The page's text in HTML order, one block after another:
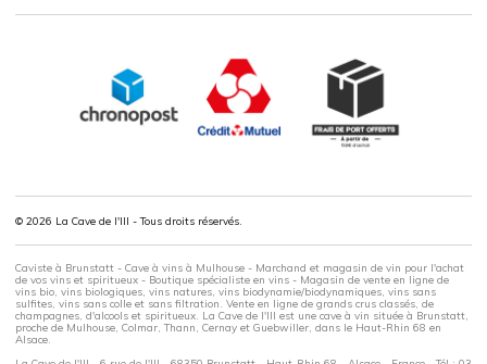
© 2026 La Cave de l'Ill - Tous droits réservés.
Caviste à Brunstatt - Cave à vins à Mulhouse - Marchand et magasin de vin pour l'achat
de vos vins et spiritueux - Boutique spécialiste en vins - Magasin de vente en ligne de
vins bio, vins biologiques, vins natures, vins biodynamie/biodynamiques, vins sans
sulfites, vins sans colle et sans filtration. Vente en ligne de grands crus classés, de
champagnes, d'alcools et spiritueux. La Cave de l'Ill est une cave à vin située à Brunstatt,
proche de Mulhouse, Colmar, Thann, Cernay et Guebwiller, dans le Haut-Rhin 68 en
Alsace.